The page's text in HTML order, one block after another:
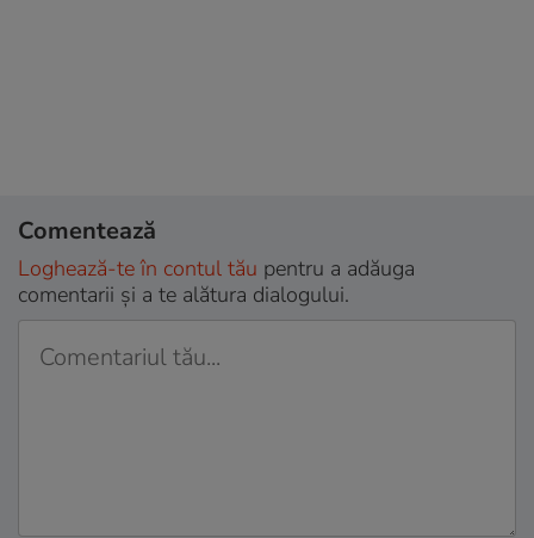
Comentează
Loghează-te în contul tău pentru a adăuga
comentarii și a te alătura dialogului.